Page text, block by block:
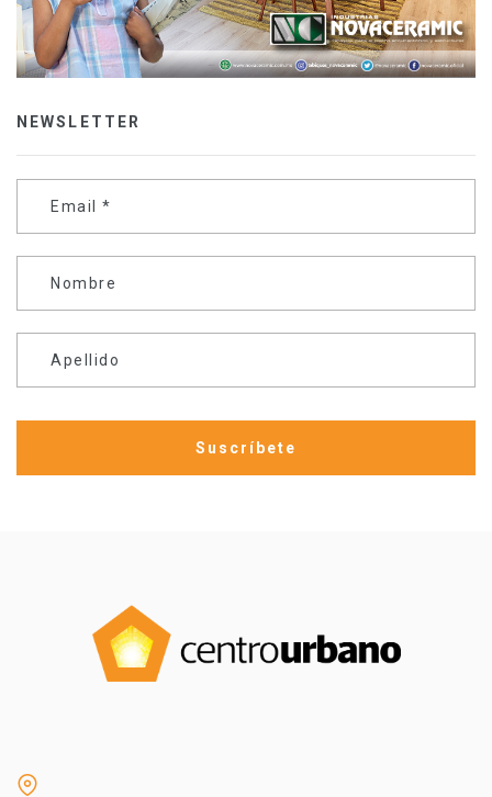
NEWSLETTER
Email *
Nombre
Apellido